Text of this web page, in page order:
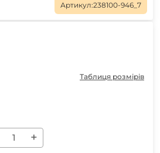
Артикул:238100-946_7
Таблиця розмірів
+